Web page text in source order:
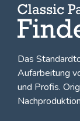
Das
Aufarbeitung
und Profis.